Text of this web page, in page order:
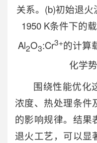
关系。(b)初始退
1950 K条件下的
Al2O3:Cr3+的计算
化学
围绕性能优化
浓度、热处理条件
的影响规律。结果
退火工艺，可以显